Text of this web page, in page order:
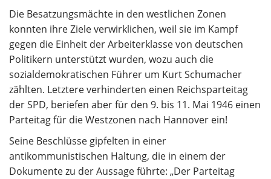
Die Besatzungsmächte in den westlichen Zonen
konnten ihre Ziele verwirklichen, weil sie im Kampf
gegen die Einheit der Arbeiterklasse von deutschen
Politikern unterstützt wurden, wozu auch die
sozialdemokratischen Führer um Kurt Schumacher
zählten. Letztere verhinderten einen Reichsparteitag
der SPD, beriefen aber für den 9. bis 11. Mai 1946 einen
Parteitag für die Westzonen nach Hannover ein!
Seine Beschlüsse gipfelten in einer
antikommunistischen Haltung, die in einem der
Dokumente zu der Aussage führte: „Der Parteitag